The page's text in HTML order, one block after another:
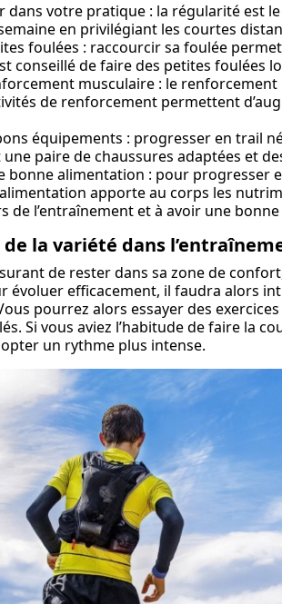
dans votre pratique : la régularité est
en privilégiant les courtes
foulées : raccourcir sa foulée
conseillé de faire des petites foulées
musculaire : le
de renforcement permettent
équipements : progresser en trail
paire de chaussures adaptées et
bonne alimentation : pour progresser
apporte au corps les
de l’entraînement et à avoir une
de la variété dans
de rester dans sa zone de
évoluer efficacement, il faudra alors
pourrez alors essayer des
Si vous aviez l’habitude de faire la
un rythme plus intense.